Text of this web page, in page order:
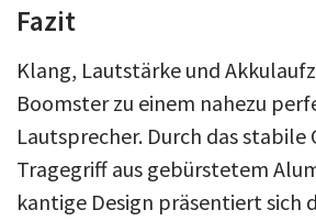
Fazit
Klang, Lautstärke und
Boomster zu einem nahezu
Lautsprecher. Durch das stabile
Tragegriff aus gebürstetem
kantige Design präsentiert sich